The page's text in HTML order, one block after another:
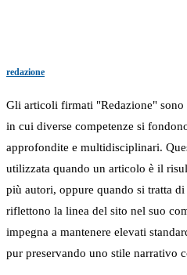
redazione
Gli articoli firmati "Redazione"
in cui diverse competenze si
approfondite e multidisciplinari.
utilizzata quando un articolo è il
più autori, oppure quando si tratta
riflettono la linea del sito nel suo
impegna a mantenere elevati
pur preservando uno stile narrativo